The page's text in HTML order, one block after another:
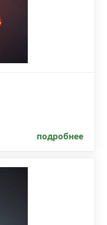
подробнее